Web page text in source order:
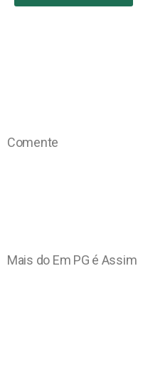
Comente
Mais do Em PG é Assim